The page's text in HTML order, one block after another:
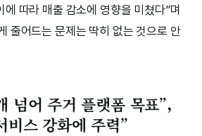
따라 매출 감소에 영향을 미쳤다”며
줄어드는 문제는 딱히 없는 것으로 안
넘어 주거 플랫폼 목표”,
비스 강화에 주력”